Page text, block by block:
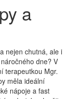
a
nejen chutná, ale i
dne? V
terapeutkou Mgr.
měla ideální
nápoje a fast